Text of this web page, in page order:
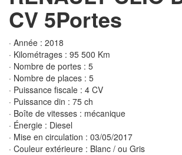
CV 5Portes
· Année : 2018
· Kilométrages : 95 500 Km
· Nombre de portes : 5
· Nombre de places : 5
· Puissance fiscale : 4 CV
· Puissance din : 75 ch
· Boîte de vitesses : mécanique
· Énergie : Diesel
· Mise en circulation : 03/05/2017
· Couleur extérieure : Blanc / ou Gris